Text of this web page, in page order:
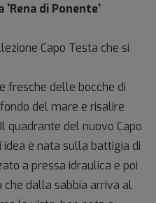
'Rena di Ponente'
Capo Testa che si
fresche delle bocche di
del mare e risalire
quadrante del nuovo Capo
idea è nata sulla battigia di
a pressa idraulica e poi
dalla sabbia arriva al